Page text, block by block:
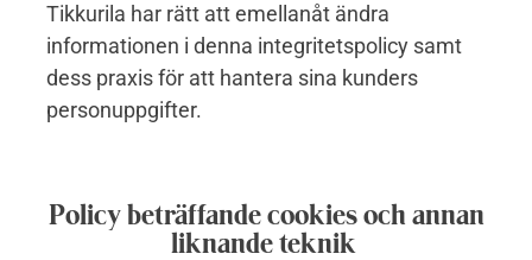
Tikkurila har rätt att emellanåt ändra
informationen i denna integritetspolicy samt
dess praxis för att hantera sina kunders
personuppgifter.
Policy beträffande cookies och annan
liknande teknik